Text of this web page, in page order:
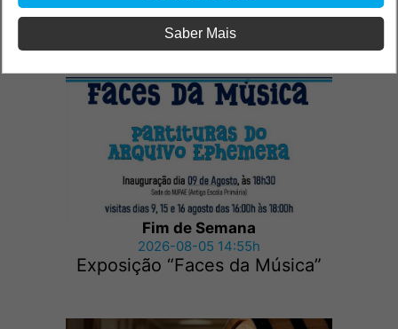
Outras notícias
Fim de Semana
2026-08-05 14:55h
Exposição “Faces da Música”
Saber Mais